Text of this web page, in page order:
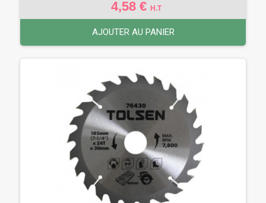
4,58 € H.T
AJOUTER AU PANIER